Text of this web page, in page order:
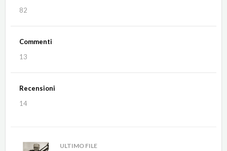
82
Commenti
13
Recensioni
14
ULTIMO FILE